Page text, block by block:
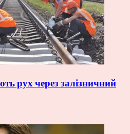
рух через залізничний